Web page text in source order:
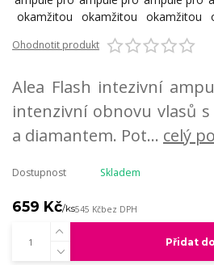
Ohodnotit produkt
Alea Flash intezivní
intenzivní obnovu vlasů
a diamantem. Pot... celý
Dostupnost Skladem
659 Kč/ks545 Kčbez DPH
Přidat